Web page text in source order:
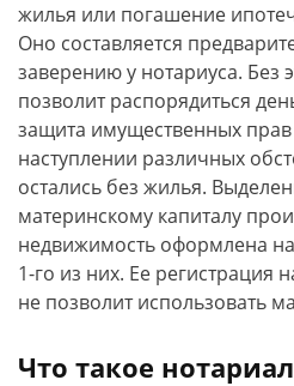
жилья или погашение
Оно составляется
заверению у нотариуса. Без
позволит распорядиться
защита имущественных
наступлении различных
остались без жилья.
материнскому капиталу
недвижимость оформлена
1-го из них. Ее регистрация
не позволит использовать
Что такое